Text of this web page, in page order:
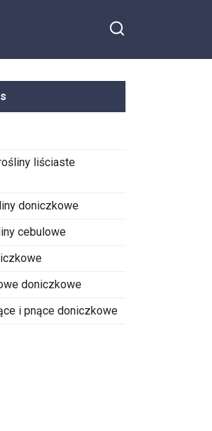
liściaste
doniczkowe
cebulowe
doniczkowe
i pnące doniczkowe